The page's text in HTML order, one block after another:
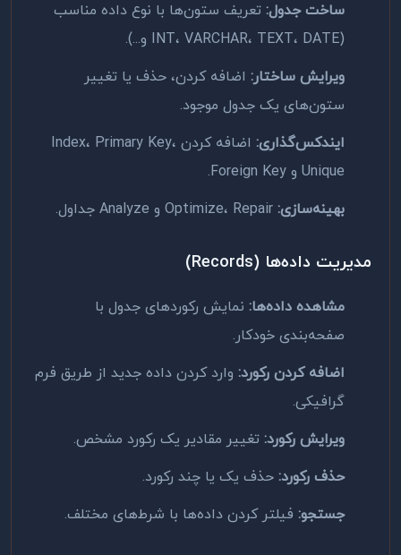
ساخت جدول: تعریف ستون‌ها با نوع داده مناسب
(INT، VARCHAR، TEXT، DATE و...).
ویرایش ساختار: اضافه کردن، حذف یا تغییر
ستون‌های یک جدول موجود.
ایندکس‌گذاری:
اضافه کردن Index، Primary Key،
Unique و Foreign Key.
بهینه‌سازی:
مدیریت داده‌ها (Records)
مشاهده داده‌ها: نمایش رکوردهای جدول با
صفحه‌بندی خودکار.
اضافه کردن رکورد: وارد کردن داده جدید از طریق فرم
گرافیکی.
ویرایش رکورد: تغییر مقادیر یک رکورد مشخص.
حذف رکورد: حذف یک یا چند رکورد.
جستجو: فیلتر کردن داده‌ها با شرط‌های مختلف.